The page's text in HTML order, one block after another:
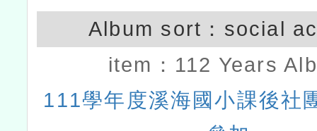
Album sort： social
item： 112 Years
111學年度溪海國小課後社